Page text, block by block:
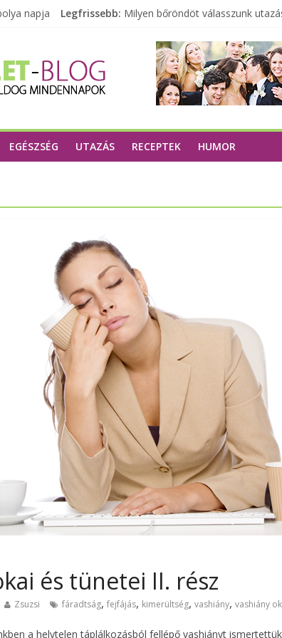
napja Legfrissebb: Milyen bőröndöt válasszunk
Tartalék ajándék, amit szívesen
Különleges tömörfa ládák Indiából
A zöld forradalom: A mosó- és
EGÉSZSÉG UTAZÁS RECEPTEK HUMOR
és tünetei II. rész
Zsuzsi fáradtság, fejfájás, kimerültség, vashiány, vashiány
a helytelen táplálkozásból fellépő vashiányt